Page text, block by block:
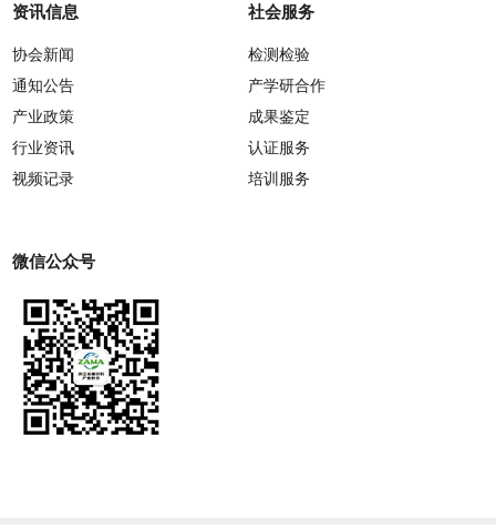
资讯信息
协会新闻
通知公告
产业政策
行业资讯
视频记录
社会服务
检测检验
产学研合作
成果鉴定
认证服务
培训服务
微信公众号